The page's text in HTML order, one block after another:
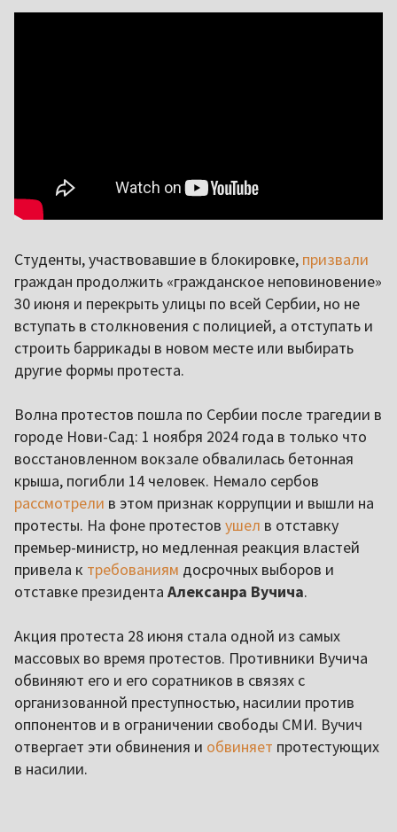
Студенты, участвовавшие в блокировке, призвали
граждан продолжить «гражданское неповиновение»
30 июня и перекрыть улицы по всей Сербии, но не
вступать в столкновения с полицией, а отступать и
строить баррикады в новом месте или выбирать
другие формы протеста.
Волна протестов пошла по Сербии после трагедии в
городе Нови-Сад: 1 ноября 2024 года в только что
восстановленном вокзале обвалилась бетонная
крыша, погибли 14 человек. Немало сербов
рассмотрели в этом признак коррупции и вышли на
протесты. На фоне протестов ушел в отставку
премьер-министр, но медленная реакция властей
привела к требованиям досрочных выборов и
отставке президента Алексанра Вучича.
Акция протеста 28 июня стала одной из самых
массовых во время протестов. Противники Вучича
обвиняют его и его соратников в связях с
организованной преступностью, насилии против
оппонентов и в ограничении свободы СМИ. Вучич
отвергает эти обвинения и обвиняет протестующих
в насилии.